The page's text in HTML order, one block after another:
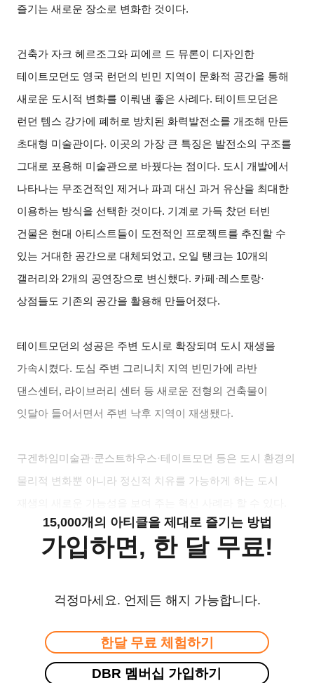
즐기는 새로운 장소로 변화한 것이다.
건축가 자크 헤르조그와 피에르 드 뮤론이 디자인한
테이트모던도 영국 런던의 빈민 지역이 문화적 공간을 통해
새로운 도시적 변화를 이뤄낸 좋은 사례다. 테이트모던은
런던 템스 강가에 폐허로 방치된 화력발전소를 개조해 만든
초대형 미술관이다. 이곳의 가장 큰 특징은 발전소의 구조를
그대로 포용해 미술관으로 바꿨다는 점이다. 도시 개발에서
나타나는 무조건적인 제거나 파괴 대신 과거 유산을 최대한
이용하는 방식을 선택한 것이다. 기계로 가득 찼던 터빈
건물은 현대 아티스트들이 도전적인 프로젝트를 추진할 수
있는 거대한 공간으로 대체되었고, 오일 탱크는 10개의
갤러리와 2개의 공연장으로 변신했다. 카페·레스토랑·
상점들도 기존의 공간을 활용해 만들어졌다.
테이트모던의 성공은 주변 도시로 확장되며 도시 재생을
가속시켰다. 도심 주변 그리니치 지역 빈민가에 라반
댄스센터, 라이브러리 센터 등 새로운 전형의 건축물이
잇달아 들어서면서 주변 낙후 지역이 재생됐다.
구겐하임미술관·쿤스트하우스·테이트모던 등은 도시 환경의
물리적 변화뿐 아니라 정신적 치유를 가능하게 하는 도시
15,000개의 아티클을 제대로 즐기는 방법
가입하면, 한 달 무료!
걱정마세요. 언제든 해지 가능합니다.
한달 무료 체험하기
DBR 멤버십 가입하기